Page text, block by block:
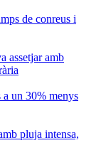
de conreus i
assetjar amb
a un 30% menys
pluja intensa,